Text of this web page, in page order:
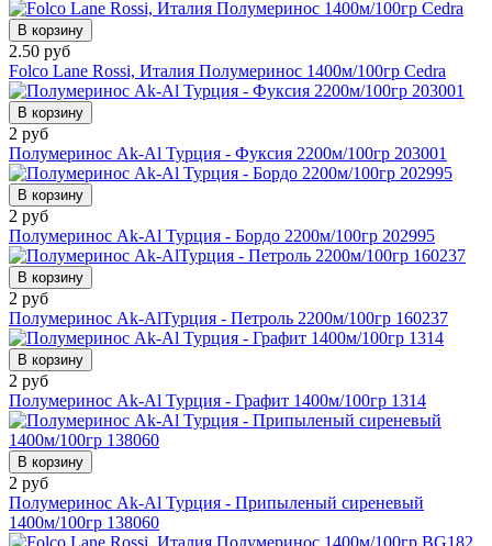
В корзину
2.50 руб
Folco Lane Rossi, Италия Полумеринос 1400м/100гр Cedra
В корзину
2 руб
Полумеринос Ak-Al Турция - Фуксия 2200м/100гр 203001
В корзину
2 руб
Полумеринос Ak-Al Турция - Бордо 2200м/100гр 202995
В корзину
2 руб
Полумеринос Ak-AlТурция - Петроль 2200м/100гр 160237
В корзину
2 руб
Полумеринос Ak-Al Турция - Графит 1400м/100гр 1314
В корзину
2 руб
Полумеринос Ak-Al Турция - Припыленый сиреневый
1400м/100гр 138060